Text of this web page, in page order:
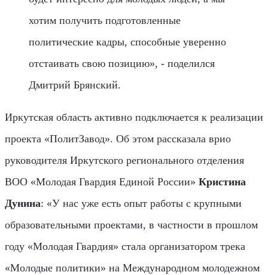
хотим получить подготовленные
политические кадры, способные уверенно
отстаивать свою позицию», - поделился
Дмитрий Брянский.
Иркутская область активно подключается к реализации
проекта «ПолитЗавод». Об этом рассказала врио
руководителя Иркутского регионального отделения
ВОО «Молодая Гвардия Единой России» Кристина
Дунина: «У нас уже есть опыт работы с крупными
образовательными проектами, в частности в прошлом
году «Молодая Гвардия» стала организатором трека
«Молодые политики» на Международном молодежном